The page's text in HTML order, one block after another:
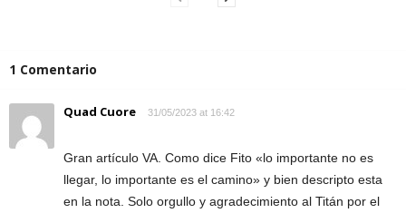
1 Comentario
Quad Cuore 31/05/2023 at 16:42
Gran artículo VA. Como dice Fito «lo importante no es
llegar, lo importante es el camino» y bien descripto esta
en la nota. Solo orgullo y agradecimiento al Titán por el